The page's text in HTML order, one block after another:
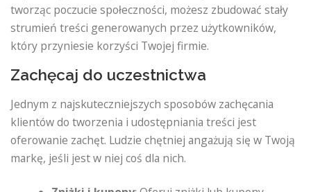
tworząc poczucie społeczności, możesz zbudować stały
strumień treści generowanych przez użytkowników,
który przyniesie korzyści Twojej firmie.
Zachęcaj do uczestnictwa
Jednym z najskuteczniejszych sposobów zachęcania
klientów do tworzenia i udostępniania treści jest
oferowanie zachęt. Ludzie chętniej angażują się w Twoją
markę, jeśli jest w niej coś dla nich.